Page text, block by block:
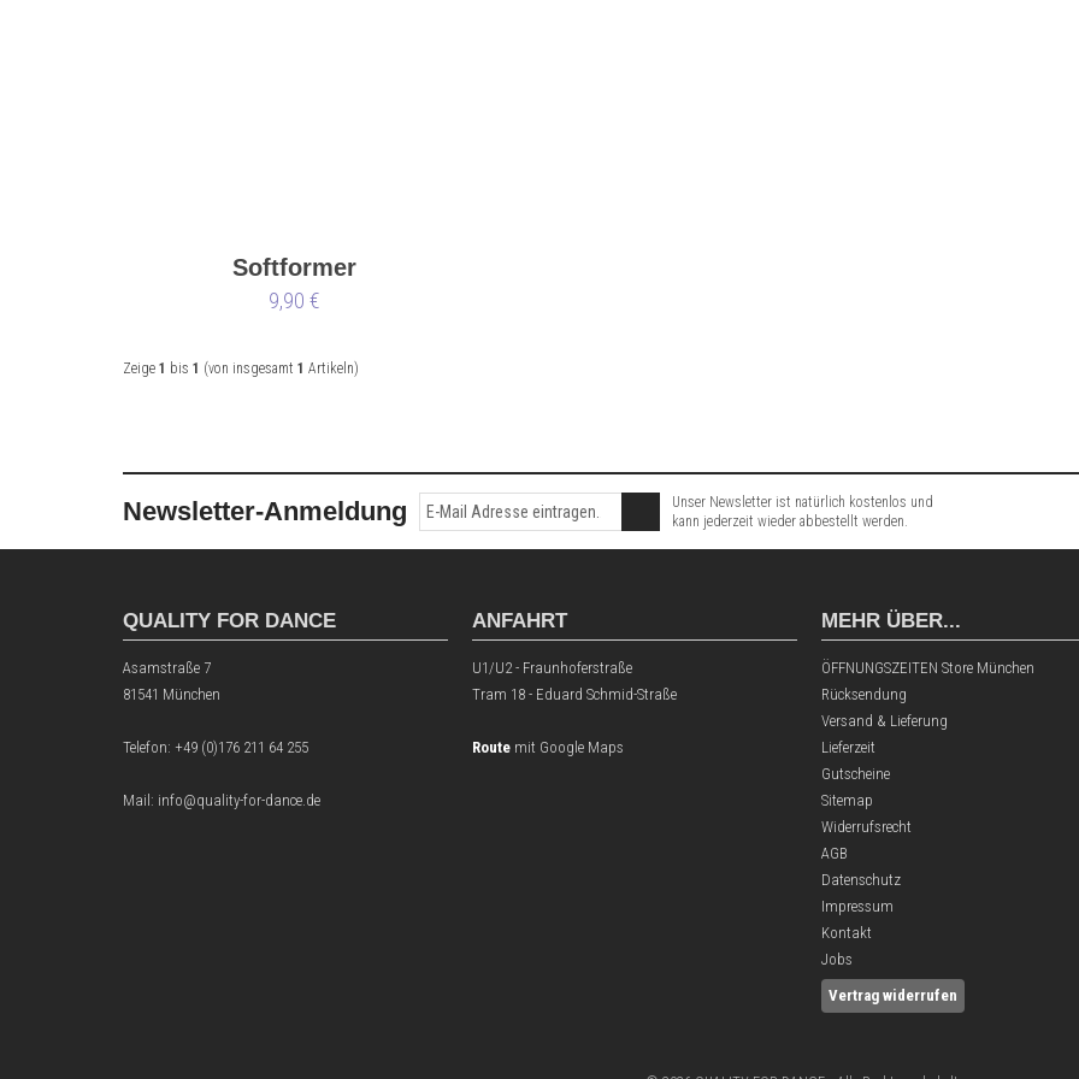
Softformer
9,90 €
Zeige 1 bis 1 (von insgesamt 1 Artikeln)
Newsletter-Anmeldung
Unser Newsletter ist natürlich kostenlos und
kann jederzeit wieder abbestellt werden.
QUALITY FOR DANCE
Asamstraße 7
81541 München
Telefon: +49 (0)176 211 64 255
Mail: info@quality-for-dance.de
ANFAHRT
U1/U2 - Fraunhoferstraße
Tram 18 - Eduard Schmid-Straße
Route mit Google Maps
MEHR ÜBER...
ÖFFNUNGSZEITEN Store München
Rücksendung
Versand & Lieferung
Lieferzeit
Gutscheine
Sitemap
Widerrufsrecht
AGB
Datenschutz
Impressum
Kontakt
Jobs
Vertrag widerrufen